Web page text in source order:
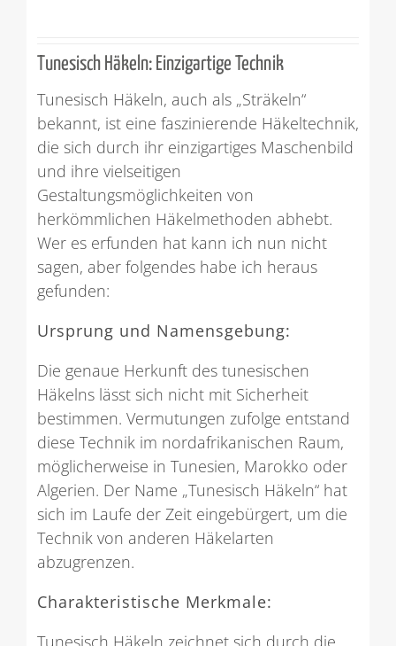
Tunesisch Häkeln: Einzigartige Technik
Tunesisch Häkeln, auch als „Sträkeln“
bekannt, ist eine faszinierende Häkeltechnik,
die sich durch ihr einzigartiges Maschenbild
und ihre vielseitigen
Gestaltungsmöglichkeiten von
herkömmlichen Häkelmethoden abhebt.
Wer es erfunden hat kann ich nun nicht
sagen, aber folgendes habe ich heraus
gefunden:
Ursprung und Namensgebung:
Die genaue Herkunft des tunesischen
Häkelns lässt sich nicht mit Sicherheit
bestimmen. Vermutungen zufolge entstand
diese Technik im nordafrikanischen Raum,
möglicherweise in Tunesien, Marokko oder
Algerien. Der Name „Tunesisch Häkeln“ hat
sich im Laufe der Zeit eingebürgert, um die
Technik von anderen Häkelarten
abzugrenzen.
Charakteristische Merkmale:
Tunesisch Häkeln zeichnet sich durch die